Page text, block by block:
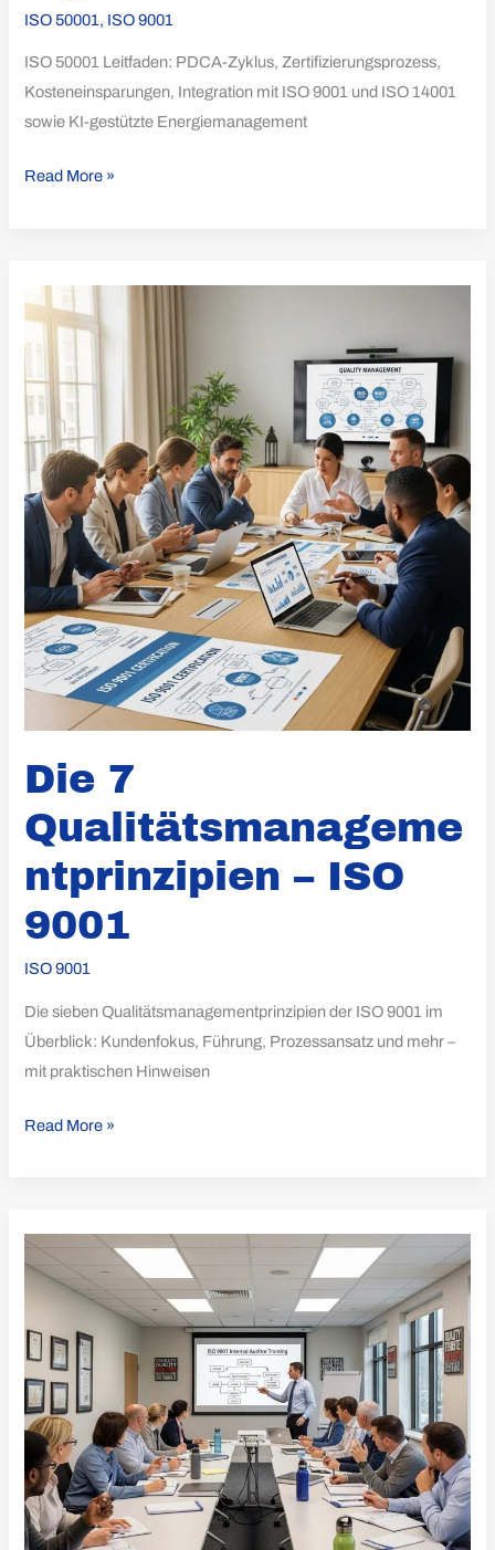
ISO 50001 , ISO 9001
ISO 50001 Leitfaden: PDCA-Zyklus, Zertifizierungsprozess,
Kosteneinsparungen, Integration mit ISO 9001 und ISO 14001
sowie KI-gestützte Energiemanagement
Read More »
Die 7
Qualitätsmanageme
ntprinzipien – ISO
9001
ISO 9001
Die sieben Qualitätsmanagementprinzipien der ISO 9001 im
Überblick: Kundenfokus, Führung, Prozessansatz und mehr –
mit praktischen Hinweisen
7
Qualitätsmanagementprinzipien
ISO
9001
Read More »
Interne
Auditorenausbildung:
Zertifizierung
Nutzen